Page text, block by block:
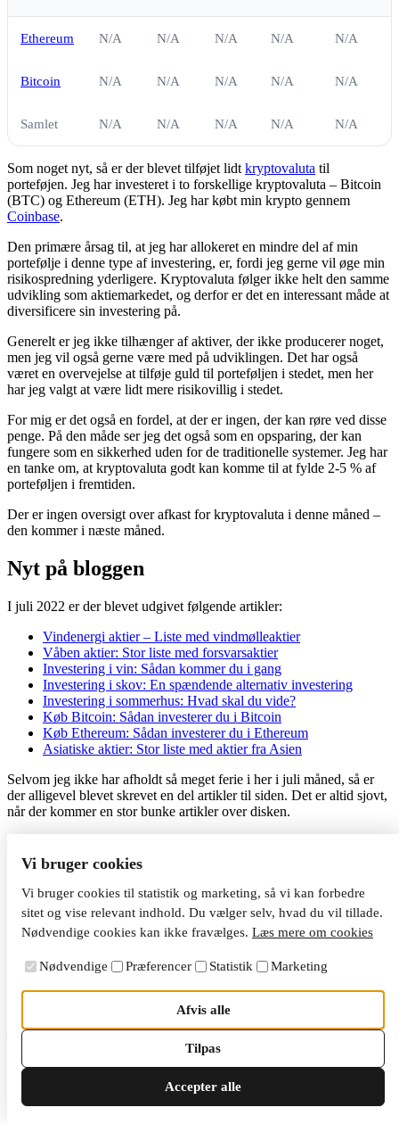
Ethereum N/A N/A N/A N/A N/A
Bitcoin N/A N/A N/A N/A N/A
Samlet N/A N/A N/A N/A N/A
Som noget nyt, så er der blevet tilføjet lidt kryptovaluta til
porteføjen. Jeg har investeret i to forskellige kryptovaluta – Bitcoin
(BTC) og Ethereum (ETH). Jeg har købt min krypto gennem
Coinbase.
Den primære årsag til, at jeg har allokeret en mindre del af min
portefølje i denne type af investering, er, fordi jeg gerne vil øge min
risikospredning yderligere. Kryptovaluta følger ikke helt den samme
udvikling som aktiemarkedet, og derfor er det en interessant måde at
diversificere sin investering på.
Generelt er jeg ikke tilhænger af aktiver, der ikke producerer noget,
men jeg vil også gerne være med på udviklingen. Det har også
været en overvejelse at tilføje guld til porteføljen i stedet, men her
har jeg valgt at være lidt mere risikovillig i stedet.
For mig er det også en fordel, at der er ingen, der kan røre ved disse
penge. På den måde ser jeg det også som en opsparing, der kan
fungere som en sikkerhed uden for de traditionelle systemer. Jeg har
en tanke om, at kryptovaluta godt kan komme til at fylde 2-5 % af
porteføljen i fremtiden.
Der er ingen oversigt over afkast for kryptovaluta i denne måned –
den kommer i næste måned.
Nyt på bloggen
I juli 2022 er der blevet udgivet følgende artikler:
Vindenergi aktier – Liste med vindmølleaktier
Våben aktier: Stor liste med forsvarsaktier
Investering i vin: Sådan kommer du i gang
Investering i skov: En spændende alternativ investering
Investering i sommerhus: Hvad skal du vide?
Køb Bitcoin: Sådan investerer du i Bitcoin
Køb Ethereum: Sådan investerer du i Ethereum
Asiatiske aktier: Stor liste med aktier fra Asien
Selvom jeg ikke har afholdt så meget ferie i her i juli måned, så er
der alligevel blevet skrevet en del artikler til siden. Det er altid sjovt,
når der kommer en stor bunke artikler over disken.
fokus på alternative investeringsmuligheder. Jeg har i lang tid været
eksponeret i crowdlending som en alternativ investering, men jeg er
også begyndt at kigge lidt bredere.
Denne nysgerrighed har medført, at jeg har undersøgt forskellige
emner, som har resulteret i ovenstående artikler.
Som altid er jeg altid meget interesseret i feedback, så hvis du
endelig høre.
Har du idéer eller forslag til nyt indhold, så skal du være meget
velkommen til at skrive det i en kommentar herunder eller fange mig
igennem
Personlig udvikling
Vi bruger cookies
Vi bruger cookies til statistik og marketing, så vi kan forbedre
sitet og vise relevant indhold. Du vælger selv, hvad du vil tillade.
Nødvendige cookies kan ikke fravælges. Læs mere om cookies
Nødvendige Præferencer Statistik Marketing
Afvis alle
Tilpas
Accepter alle